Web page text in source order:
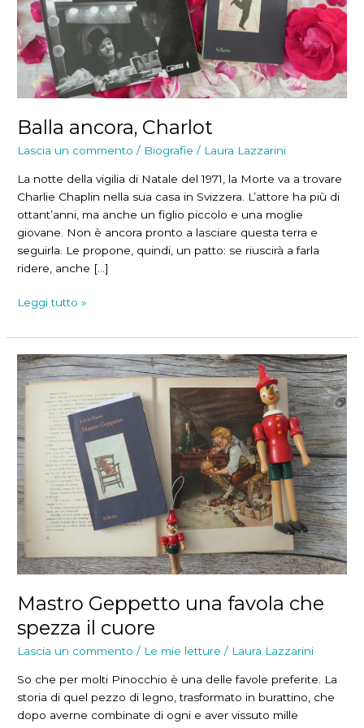
Balla ancora, Charlot
Lascia un commento / Biografie / Laura Lazzarini
La notte della vigilia di Natale del 1971, la Morte va a trovare
Charlie Chaplin nella sua casa in Svizzera. L’attore ha più di
ottant’anni, ma anche un figlio piccolo e una moglie
giovane. Non è ancora pronto a lasciare questa terra e
seguirla. Le propone, quindi, un patto: se riuscirà a farla
ridere, anche […]
Balla
Charlot
Leggi tutto »
Mastro Geppetto una favola che
spezza il cuore
Lascia un commento / Le mie letture / Laura Lazzarini
So che per molti Pinocchio è una delle favole preferite. La
storia di quel pezzo di legno, trasformato in burattino, che
dopo averne combinate di ogni e aver vissuto mille